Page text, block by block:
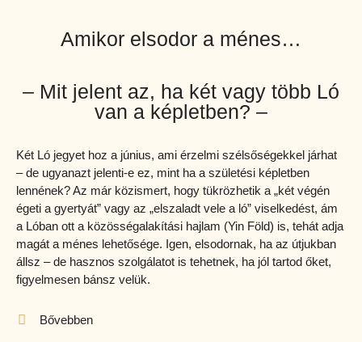
Amikor elsodor a ménes…
– Mit jelent az, ha két vagy több Ló
van a képletben? –
Két Ló jegyet hoz a június, ami érzelmi szélsőségekkel járhat
– de ugyanazt jelenti-e ez, mint ha a születési képletben
lennének? Az már közismert, hogy tükrözhetik a „két végén
égeti a gyertyát” vagy az „elszaladt vele a ló” viselkedést, ám
a Lóban ott a közösségalakítási hajlam (Yin Föld) is, tehát adja
magát a ménes lehetősége. Igen, elsodornak, ha az útjukban
állsz – de hasznos szolgálatot is tehetnek, ha jól tartod őket,
figyelmesen bánsz velük.
Bővebben